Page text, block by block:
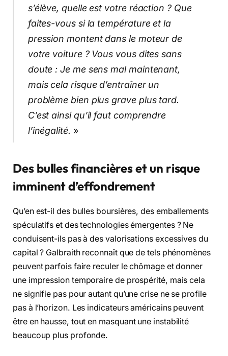
s’élève, quelle est votre réaction ? Que
faites-vous si la température et la
pression montent dans le moteur de
votre voiture ? Vous vous dites sans
doute : Je me sens mal maintenant,
mais cela risque d’entraîner un
problème bien plus grave plus tard.
C’est ainsi qu’il faut comprendre
l’inégalité. »
Des bulles financières et un risque
imminent d’effondrement
Qu’en est-il des bulles boursières, des emballements
spéculatifs et des technologies émergentes ? Ne
conduisent-ils pas à des valorisations excessives du
capital ? Galbraith reconnaît que de tels phénomènes
peuvent parfois faire reculer le chômage et donner
une impression temporaire de prospérité, mais cela
ne signifie pas pour autant qu’une crise ne se profile
pas à l’horizon. Les indicateurs américains peuvent
être en hausse, tout en masquant une instabilité
beaucoup plus profonde.